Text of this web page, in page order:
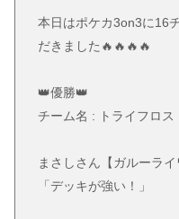
本日はポケカ3on3に16
だきました🔥🔥🔥🔥
👑優勝👑
チーム名 : トライフロス
まさしさん【ガルーライ
「デッキが強い！」